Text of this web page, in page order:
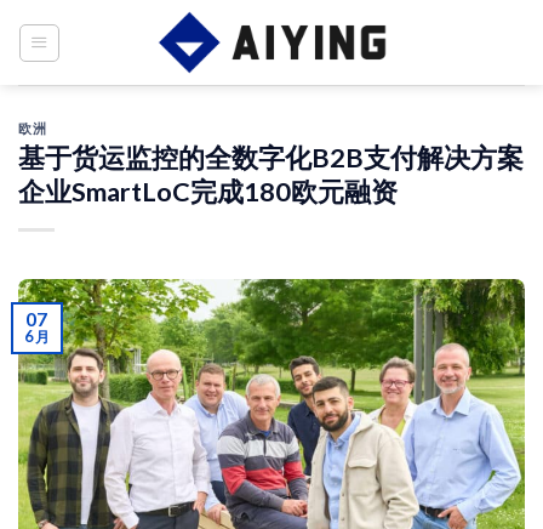
欧洲
基于货运监控的全数字化B2B支付解决方案
企业SmartLoC完成180欧元融资
07
6 月